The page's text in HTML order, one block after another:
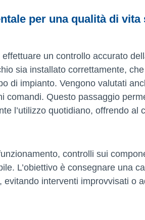
per una qualità di vita
un controllo accurato
sia installato correttamente,
di impianto. Vengono valutati
comandi. Questo passaggio
l’utilizzo quotidiano, offrendo al
controlli sui
L’obiettivo è consegnare una
interventi improvvisati o